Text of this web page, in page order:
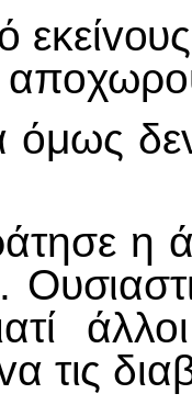
δεv
η
τις